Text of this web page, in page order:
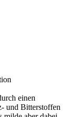
einen
und Bitterstoffen